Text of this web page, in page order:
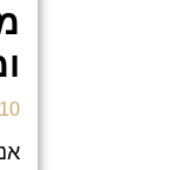
10 באוגוסט 2025